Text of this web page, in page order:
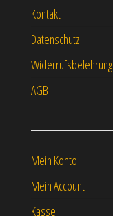
Kontakt
Datenschutz
Widerrufsbelehrung
AGB
Mein Konto
Mein Account
Kasse